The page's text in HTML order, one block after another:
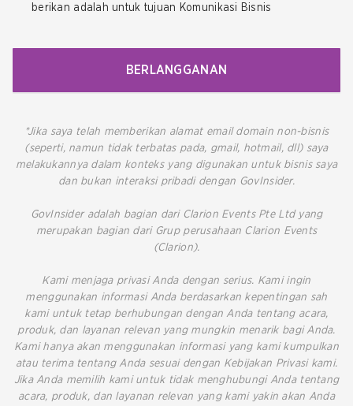
berikan adalah untuk tujuan Komunikasi Bisnis
BERLANGGANAN
*Jika saya telah memberikan alamat email domain non-bisnis
(seperti, namun tidak terbatas pada, gmail, hotmail, dll) saya
melakukannya dalam konteks yang digunakan untuk bisnis saya
dan bukan interaksi pribadi dengan GovInsider.
GovInsider adalah bagian dari Clarion Events Pte Ltd yang
merupakan bagian dari Grup perusahaan Clarion Events
(Clarion).
Kami menjaga privasi Anda dengan serius. Kami ingin
menggunakan informasi Anda berdasarkan kepentingan sah
kami untuk tetap berhubungan dengan Anda tentang acara,
produk, dan layanan relevan yang mungkin menarik bagi Anda.
Kami hanya akan menggunakan informasi yang kami kumpulkan
atau terima tentang Anda sesuai dengan Kebijakan Privasi kami.
Jika Anda memilih kami untuk tidak menghubungi Anda tentang
acara, produk, dan layanan relevan yang kami yakin akan Anda